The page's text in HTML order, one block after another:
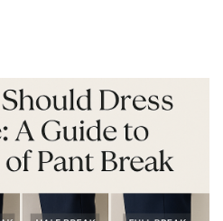
Per acquirenti e
sta
di alta gamma nel
La tendenza del
nascosta, uomini
è nuova, ma […]